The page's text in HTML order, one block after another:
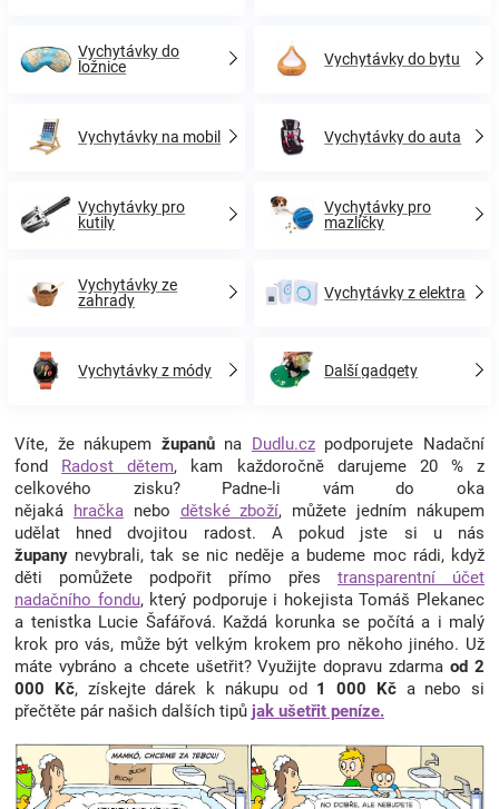
Vychytávky do
ložnice
Vychytávky do bytu
Vychytávky na mobil Vychytávky do auta
Vychytávky pro
kutily
Vychytávky pro
mazlíčky
Vychytávky ze
zahrady
Vychytávky z elektra
Vychytávky z módy Další gadgety
Víte, že nákupem županů na Dudlu.czpodporujete Nadační
fond Radost dětem, kam každoročně darujeme 20 % z
celkového zisku? Padne-li vám do oka
nějaká hračka nebo dětské zboží, můžete jedním nákupem
udělat hned dvojitou radost. A pokud jste si u nás
župany nevybrali, tak se nic neděje a budeme moc rádi, když
děti pomůžete podpořit přímo přes transparentní účet
nadačního fondu, který podporuje i hokejista Tomáš Plekanec
a tenistka Lucie Šafářová. Každá korunka se počítá a i malý
krok pro vás, může být velkým krokem pro někoho jiného. Už
máte vybráno a chcete ušetřit? Využijte dopravu zdarmaod 2
000 Kč, získejte dárek k nákupu od 1 000 Kča nebo si
přečtěte pár našich dalších tipů jak ušetřit peníze.